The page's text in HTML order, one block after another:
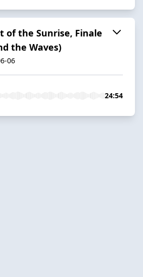
of the Sunrise, Finale
the Waves)
06
24:54